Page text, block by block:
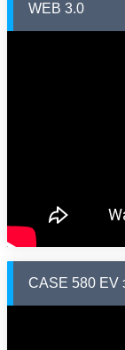
WEB 3.0
CASE 580 EV